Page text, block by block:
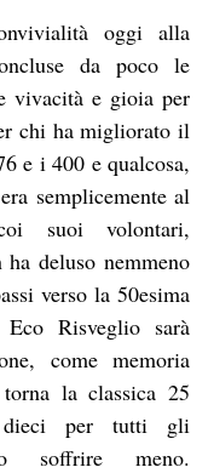
oggi alla
da poco le
vivacità e gioia per
chi ha migliorato il
e i 400 e qualcosa,
semplicemente al
suoi volontari,
deluso nemmeno
verso la 50esima
Risveglio sarà
come memoria
la classica 25
per tutti gli
soffrire meno.